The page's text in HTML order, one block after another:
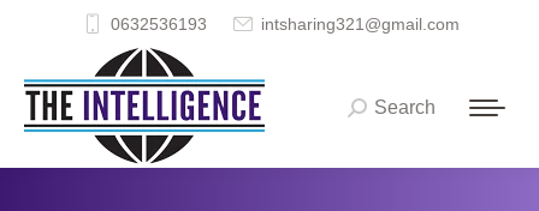
0632536193 intsharing321@gmail.com
Search:
Search